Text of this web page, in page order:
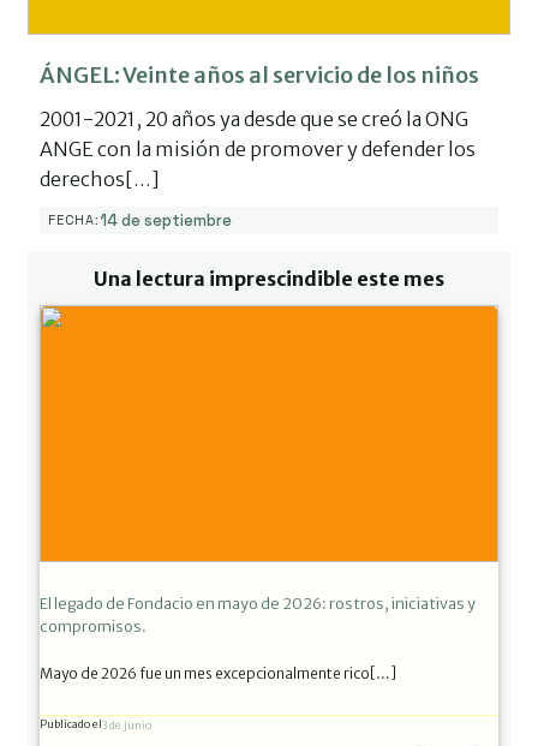
ÁNGEL: Veinte años al servicio de los niños
2001-2021, 20 años ya desde que se creó la ONG
ANGE con la misión de promover y defender los
derechos[…]
FECHA:14 de septiembre
Una lectura imprescindible este mes
El legado de Fondacio en mayo de 2026: rostros, iniciativas y
compromisos.
Mayo de 2026 fue un mes excepcionalmente rico[…]
Publicado el 3 de junio